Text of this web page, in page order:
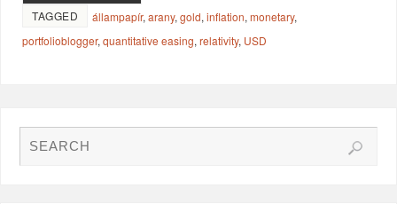
TAGGED állampapír,arany,gold,inflation,monetary,
portfolioblogger,quantitative easing,relativity, USD